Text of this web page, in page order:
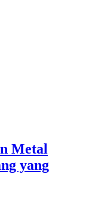
Metal
yang